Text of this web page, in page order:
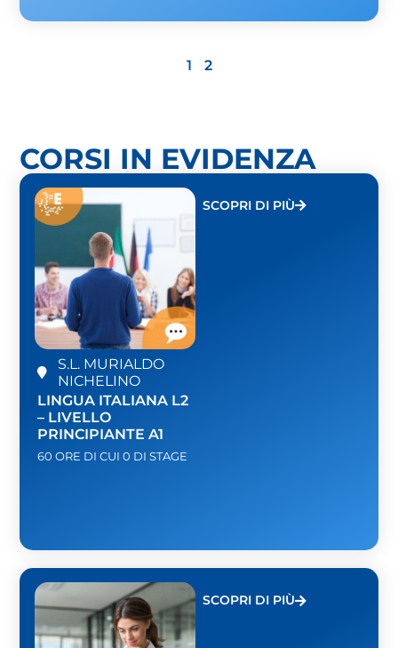
1 2
CORSI IN EVIDENZA
S.L. MURIALDO
NICHELINO
LINGUA ITALIANA L2
– LIVELLO
PRINCIPIANTE A1
60 ORE DI CUI 0 DI STAGE
SCOPRI DI PIÙ
SCOPRI DI PIÙ